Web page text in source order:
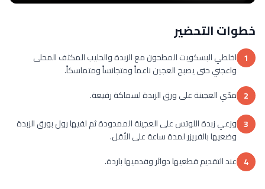
خطوات التحضير
1 اخلطي البسكويت المطحون مع الزبدة والحليب المكثف المحلى
واعجني حتى يصبح العجين ناعماً ومتجانساً ومتماسكاً.
2 مدّي العجينة على ورق الزبدة لسماكة رفيعة.
3 وزعي زبدة اللوتس على العجينة الممدودة ثم لفيها رول بورق الزبدة
وضعيها بالفريزر لمدة ساعة على الأقل.
4 عند التقديم قطعيها دوائر وقدميها باردة.